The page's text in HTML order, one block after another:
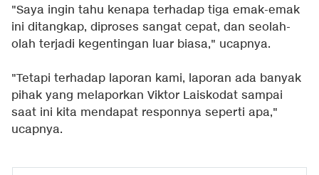
"Saya ingin tahu kenapa terhadap tiga emak-emak
ini ditangkap, diproses sangat cepat, dan seolah-
olah terjadi kegentingan luar biasa," ucapnya.
"Tetapi terhadap laporan kami, laporan ada banyak
pihak yang melaporkan Viktor Laiskodat sampai
saat ini kita mendapat responnya seperti apa,"
ucapnya.